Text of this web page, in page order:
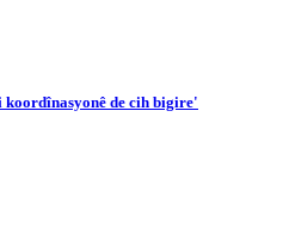
de cih bigire'